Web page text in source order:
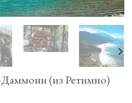
(из Ретимно)